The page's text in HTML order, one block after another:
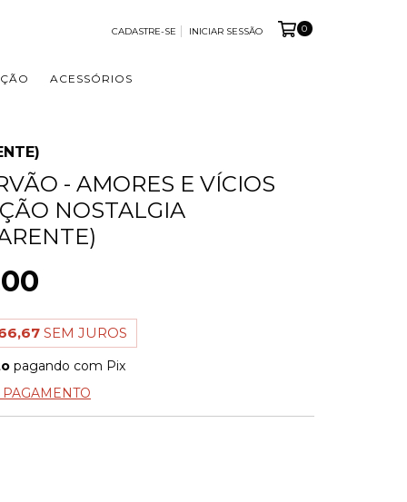
CADASTRE-SE INICIAR SESSÃO 0
ACESSÓRIOS
- AMORES E VÍCIOS
NOSTALGIA
SEM JUROS
pagando com Pix